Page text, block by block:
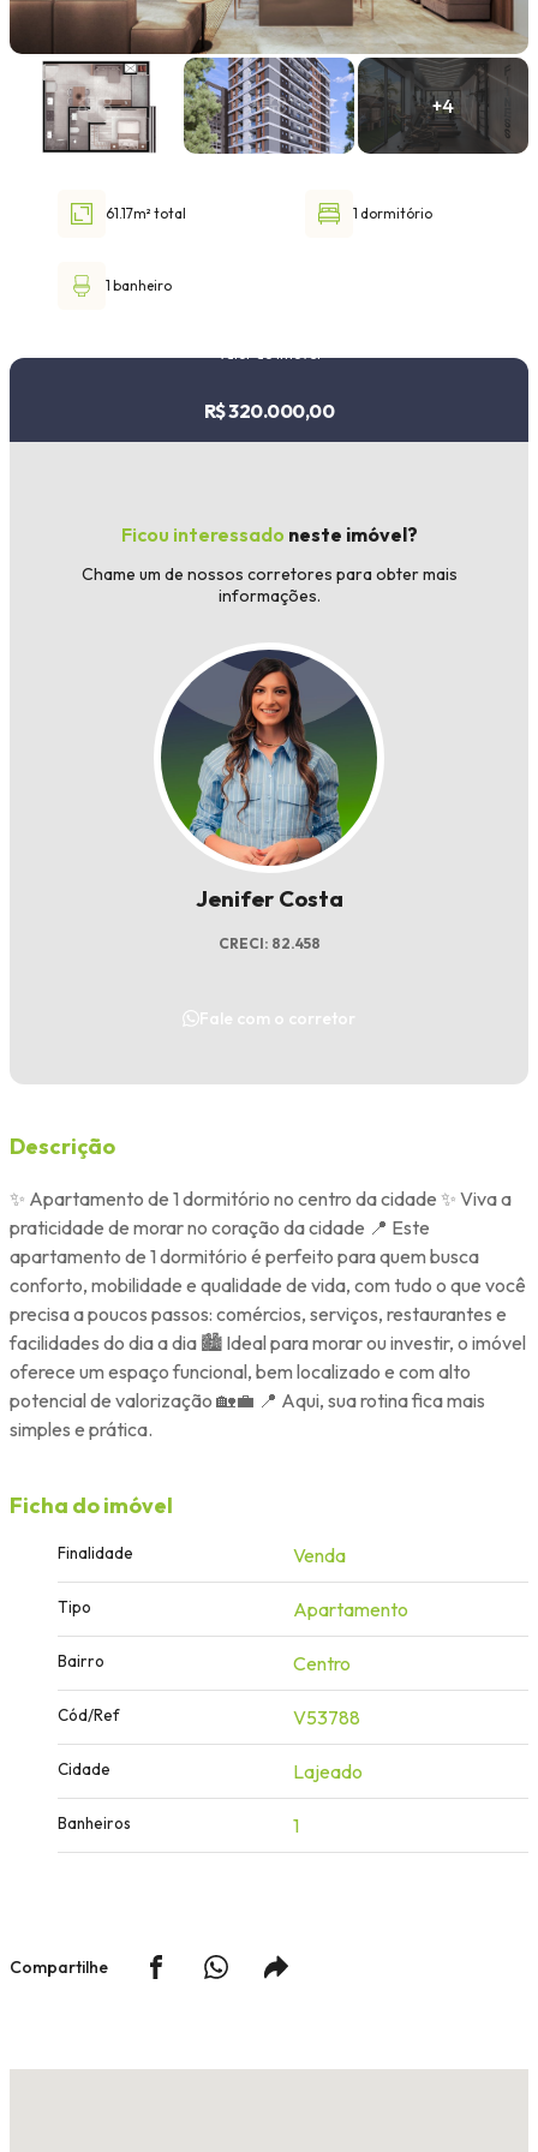
Faixa de valor
30.000,00até1.000.000,00 ou +
61.17m² total 1 dormitório
1 banheiro
R$ 320.000,00
Ficou interessado neste imóvel?
Chame um de nossos corretores para obter mais
informações.
Jenifer Costa
CRECI: 82.458
Fale com o corretor
Descrição
✨ Apartamento de 1 dormitório no centro da cidade ✨ Viva a
praticidade de morar no coração da cidade 📍 Este
apartamento de 1 dormitório é perfeito para quem busca
conforto, mobilidade e qualidade de vida, com tudo o que você
precisa a poucos passos: comércios, serviços, restaurantes e
facilidades do dia a dia 🏙️ Ideal para morar ou investir, o imóvel
oferece um espaço funcional, bem localizado e com alto
potencial de valorização 🏡💼 📍 Aqui, sua rotina fica mais
simples e prática.
Ficha do imóvel
Finalidade Venda
Tipo Apartamento
Bairro Centro
Cód/Ref V53788
Cidade Lajeado
Banheiros 1
Compartilhe